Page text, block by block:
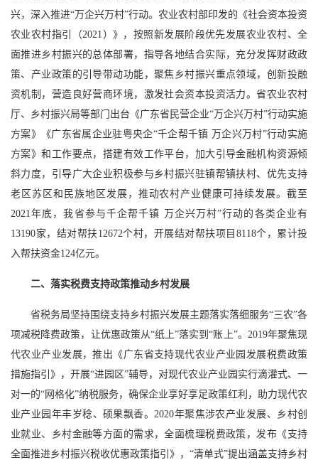
兴，深入推进“万企兴万村”行动。农业农村部印发的《社会资本投资
农业农村指引（2021）》，按照新发展阶段优先发展农业农村、全
面推进乡村振兴的总体部署，指导各地结合实际，充分发挥财政政
策、产业政策的引导带动功能，聚焦乡村振兴重点领域，创新投融
资机制，营造良好营商环境，激发社会资本投资活力。省农业农村
厅、乡村振兴局等部门出台《广东省民营企业“万企兴万村”行动实施
方案》《广东省属企业驻粤央企“千企帮千镇 万企兴万村”行动实施
方案》和工作要点，搭建有效工作平台，加大引导金融机构资源倾
斜力度，引导广大企业积极参与乡村振兴驻镇帮镇扶村、优先支持
老区苏区和民族地区发展，推动农村产业健康可持续发展。截至
2021年底，我省参与千企帮千镇 万企兴万村”行动的各类企业有
13190家，结对帮扶12672个村，开展结对帮扶项目8118个，累计投
入帮扶资金124亿元。
二、落实税费支持政策推动乡村发展
省税务局坚持围绕支持乡村振兴发展主题落实落细服务“三农”各
项减税降费政策，让优惠政策从“纸上”落实到“账上”。2019年聚焦现
代农业产业发展，推出《广东省支持现代农业产业园发展税费政策
措施指引》，开展“进园区”辅导，对现代农业产业园实行滴灌式、一
对一的“网格化”纳税服务，确保企业享好享足政策红利，助力现代农
业产业园年丰岁稔、硕果飘香。2020年聚焦涉农产业发展、乡村创
业就业、乡村金融等方面的需求，全面梳理税费政策，发布《支持
全面推进乡村振兴税收优惠政策指引》，“清单式”提出涵盖支持乡村